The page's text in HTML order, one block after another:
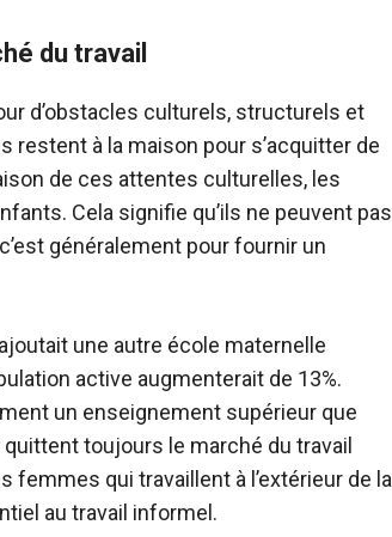
du travail
d’obstacles culturels, structurels et
restent à la maison pour s’acquitter de
de ces attentes culturelles, les
Cela signifie qu’ils ne peuvent pas
généralement pour fournir un
une autre école maternelle
active augmenterait de 13%.
un enseignement supérieur que
toujours le marché du travail
qui travaillent à l’extérieur de la
au travail informel.